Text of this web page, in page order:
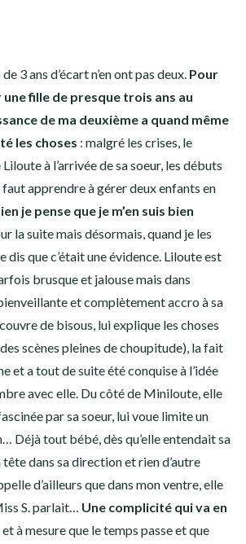
3 ans d’écart n’en ont pas deux. Pour
fille de presque trois ans au
de ma deuxième a quand même
les choses : malgré les crises, le
à l’arrivée de sa soeur, les débuts
apprendre à gérer deux enfants en
je pense que je m’en suis bien
la suite mais désormais, quand je les
dis que c’était une évidence. Liloute est
brusque et jalouse mais dans
et complètement accro à sa
de bisous, lui explique les choses
scènes pleines de choupitude), la fait
et a tout de suite été conquise à l’idée
avec elle. Du côté de Miniloute, elle
par sa soeur, lui voue limite un
Déjà tout bébé, dès qu’elle entendait sa
dans sa direction et rien d’autre
d’ailleurs que dans mon ventre, elle
S. parlait… Une complicité qui va en
à mesure que le temps passe et que